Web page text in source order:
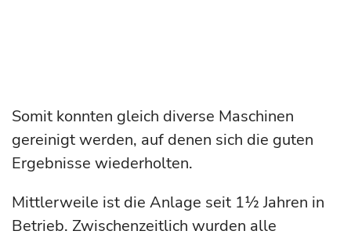
Somit konnten gleich diverse Maschinen
gereinigt werden, auf denen sich die guten
Ergebnisse wiederholten.
Mittlerweile ist die Anlage seit 1½ Jahren in
Betrieb. Zwischenzeitlich wurden alle